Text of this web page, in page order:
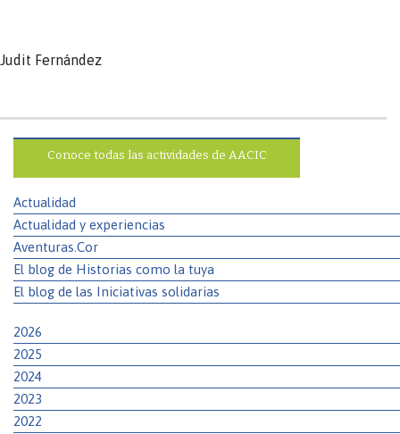
Judit Fernández
Conoce todas las actividades de AACIC
Actualidad
Actualidad y experiencias
Aventuras.Cor
El blog de Historias como la tuya
El blog de las Iniciativas solidarias
2026
2025
2024
2023
2022